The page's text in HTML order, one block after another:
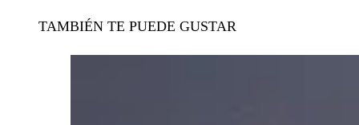
TAMBIÉN TE PUEDE GUSTAR